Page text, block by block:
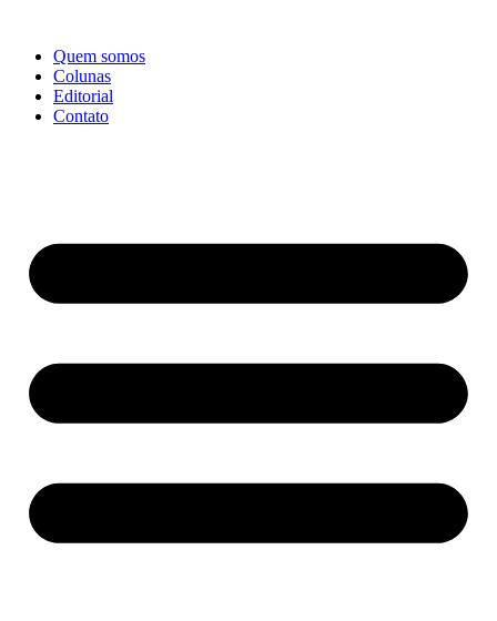
conteúdo
Quem somos
Colunas
Editorial
Contato